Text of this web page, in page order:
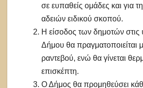
σε ευπαθείς ομάδες και για
αδειών ειδικού σκοπού.
Η είσοδος των δημοτών στις
Δήμου θα πραγματοποιείται
ραντεβού, ενώ θα γίνεται
επισκέπτη.
Ο Δήμος θα προμηθεύσει